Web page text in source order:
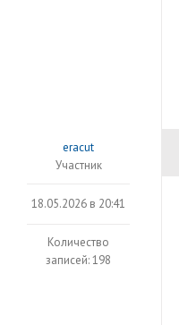
eracut
Участник
18.05.2026 в 20:41
Количество
записей: 198